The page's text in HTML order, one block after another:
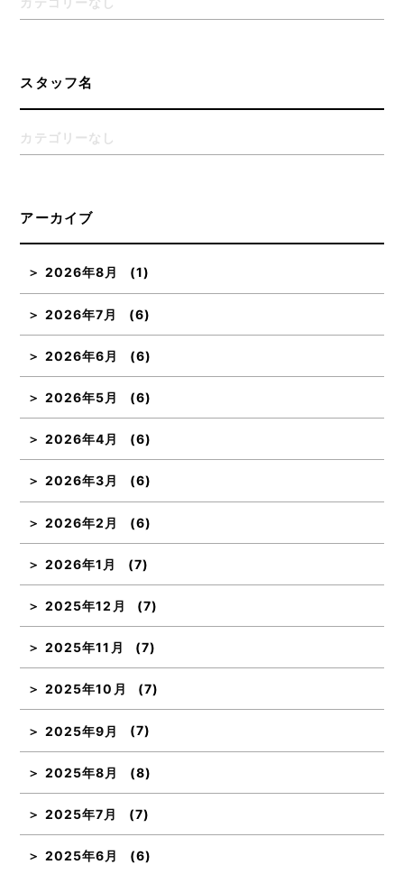
スタッフ名
カテゴリーなし
アーカイブ
2026年8月 (1)
2026年7月 (6)
2026年6月 (6)
2026年5月 (6)
2026年4月 (6)
2026年3月 (6)
2026年2月 (6)
2026年1月 (7)
2025年12月 (7)
2025年11月 (7)
2025年10月 (7)
2025年9月 (7)
2025年8月 (8)
2025年7月 (7)
2025年6月 (6)